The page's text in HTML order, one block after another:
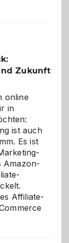
Zukunft
online
in
ist auch
Es ist
Amazon-
Affiliate-